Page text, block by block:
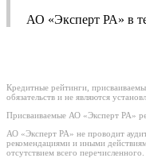
АО «Эксперт РА» в
Кредитные рейтинги,
обязательств и не являются
Присваиваемые АО «Эксперт РА»
АО «Эксперт РА» не проводит
рекомендациями и иными
отсутствием всего перечисленного.